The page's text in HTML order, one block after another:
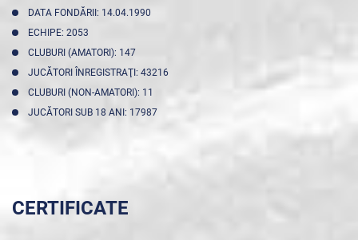
DATA FONDĂRII: 14.04.1990
ECHIPE: 2053
CLUBURI (AMATORI): 147
JUCĂTORI ÎNREGISTRAŢI: 43216
CLUBURI (NON-AMATORI): 11
JUCĂTORI SUB 18 ANI: 17987
CERTIFICATE